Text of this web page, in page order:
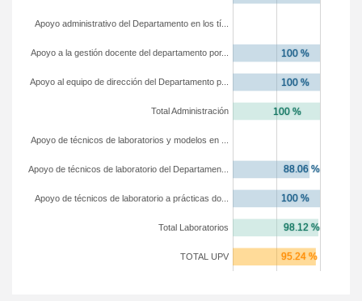
TOTAL UPV
Total Laboratorios
Apoyo de técnicos de laboratorio a prácticas do...
Apoyo de técnicos de laboratorio del Departamen...
Apoyo de técnicos de laboratorios y modelos en ...
Total Administración
Apoyo al equipo de dirección del Departamento p...
Apoyo a la gestión docente del departamento por...
Apoyo administrativo del Departamento en los tí...